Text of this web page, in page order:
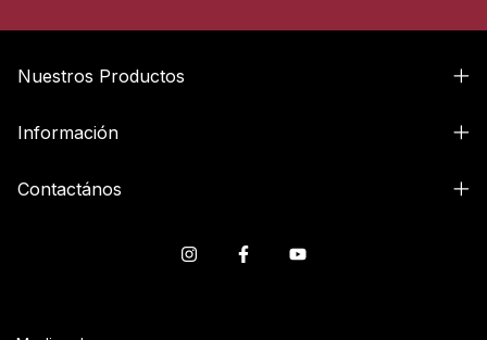
Nuestros Productos
Información
Contactános